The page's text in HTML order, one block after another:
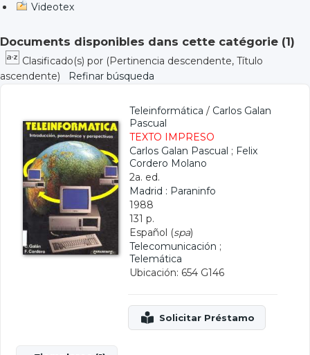
Videotex
Documents disponibles dans cette catégorie (1)
Clasificado(s) por (Pertinencia descendente, Título
ascendente)
Refinar búsqueda
Teleinformática / Carlos Galan
Pascual
TEXTO IMPRESO
Carlos Galan Pascual ; Felix
Cordero Molano
2a. ed.
Madrid : Paraninfo
1988
131 p.
Español (spa)
Telecomunicación ;
Telemática
Ubicación: 654 G146